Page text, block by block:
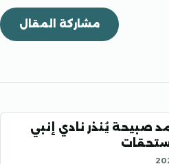
مشاركة المقال
يُنذر نادي إنبي